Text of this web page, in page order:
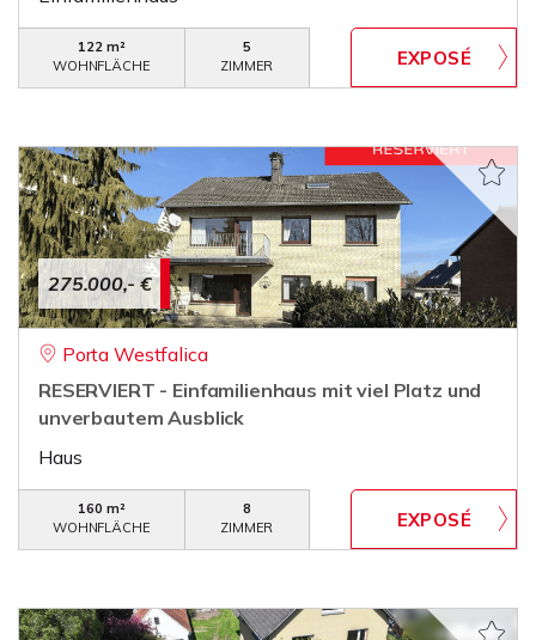
122 m²
WOHNFLÄCHE
5
ZIMMER
275.000,- €
Porta Westfalica
RESERVIERT - Einfamilienhaus mit viel Platz und
unverbautem Ausblick
Haus
160 m²
WOHNFLÄCHE
8
ZIMMER